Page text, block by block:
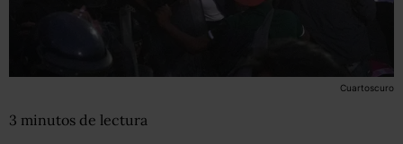
Cuartoscuro
3 minutos de lectura